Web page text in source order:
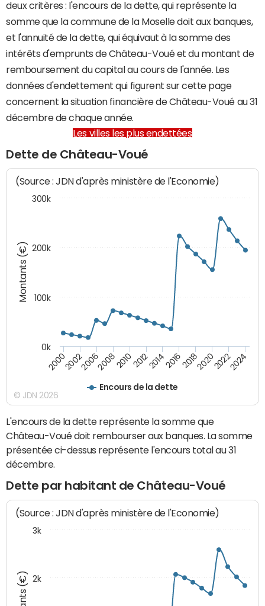
deux critères : l'encours de la dette, qui représente la
somme que la commune de la Moselle doit aux banques,
et l'annuité de la dette, qui équivaut à la somme des
intérêts d'emprunts de Château-Voué et du montant de
remboursement du capital au cours de l'année. Les
données d'endettement qui figurent sur cette page
concernent la situation financière de Château-Voué au 31
décembre de chaque année.
Les villes les plus endettées
Dette de Château-Voué
Montants (€)
(Source : JDN d'après ministère de l'Economie)
Encours de la dette
200020022006200820102012201420162018202020222024
0k
100k
200k
300k
© JDN 2026
L'encours de la dette représente la somme que
Château-Voué doit rembourser aux banques. La somme
présentée ci-dessus représente l'encours total au 31
décembre.
Dette par habitant de Château-Voué
(Source : JDN d'après ministère de l'Economie)
2k
3k